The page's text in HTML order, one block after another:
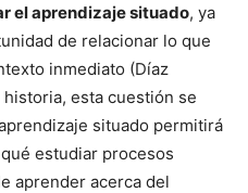
el aprendizaje situado, ya
de relacionar lo que
inmediato (Díaz
historia, esta cuestión se
situado permitirá
estudiar procesos
aprender acerca del